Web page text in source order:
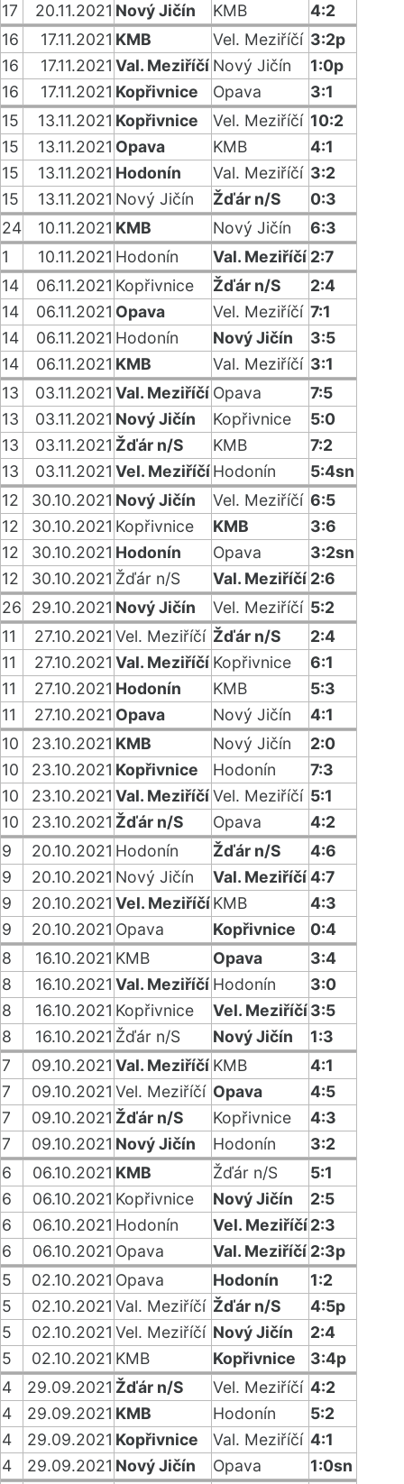
17
20.11.2021 Nový Jičín KMB
4:2
16
17.11.2021 KMB Vel. Meziříčí 3:2p
16
17.11.2021 Val. Meziříčí Nový Jičín
1:0p
16
17.11.2021 Kopřivnice Opava
3:1
15
13.11.2021 Kopřivnice Vel. Meziříčí 10:2
15
13.11.2021 Opava KMB
4:1
15
13.11.2021 Hodonín Val. Meziříčí 3:2
15
13.11.2021 Nový Jičín Žďár n/S
0:3
24
10.11.2021 KMB Nový Jičín
6:3
1
10.11.2021 Hodonín Val. Meziříčí 2:7
14
06.11.2021 Kopřivnice Žďár n/S
2:4
14
06.11.2021 Opava Vel. Meziříčí 7:1
14
06.11.2021 Hodonín Nový Jičín
3:5
14
06.11.2021 KMB Val. Meziříčí 3:1
13
03.11.2021 Val. Meziříčí Opava
7:5
13
03.11.2021 Nový Jičín Kopřivnice
5:0
13
03.11.2021 Žďár n/S KMB
7:2
13
03.11.2021 Vel. MeziříčíHodonín
5:4sn
12
30.10.2021 Nový Jičín Vel. Meziříčí 6:5
12
30.10.2021 Kopřivnice KMB
3:6
12
30.10.2021 Hodonín Opava
3:2sn
12
30.10.2021 Žďár n/S Val. Meziříčí 2:6
26
29.10.2021 Nový Jičín Vel. Meziříčí 5:2
11
27.10.2021 Vel. Meziříčí Žďár n/S
2:4
11
27.10.2021 Val. Meziříčí Kopřivnice
6:1
11
27.10.2021 Hodonín KMB
5:3
11
27.10.2021 Opava Nový Jičín
4:1
10
23.10.2021 KMB Nový Jičín
2:0
10
23.10.2021 Kopřivnice Hodonín
7:3
10
23.10.2021 Val. MeziříčíVel. Meziříčí 5:1
10
23.10.2021 Žďár n/S Opava
4:2
9
20.10.2021 Hodonín Žďár n/S
4:6
9
20.10.2021 Nový Jičín Val. Meziříčí4:7
9
20.10.2021 Vel. MeziříčíKMB
4:3
9
20.10.2021 Opava Kopřivnice
0:4
8
16.10.2021 KMB Opava
3:4
8
16.10.2021 Val. Meziříčí Hodonín
3:0
8
16.10.2021 Kopřivnice Vel. Meziříčí3:5
8
16.10.2021 Žďár n/S Nový Jičín
1:3
7
09.10.2021 Val. Meziříčí KMB
4:1
7
09.10.2021 Vel. Meziříčí Opava
4:5
7
09.10.2021 Žďár n/S Kopřivnice
4:3
7
09.10.2021 Nový Jičín Hodonín
3:2
6
06.10.2021 KMB Žďár n/S
5:1
6
06.10.2021 Kopřivnice Nový Jičín
2:5
6
06.10.2021 Hodonín Vel. Meziříčí2:3
6
06.10.2021 Opava Val. Meziříčí 2:3p
5
02.10.2021 Opava Hodonín
1:2
5
02.10.2021 Val. Meziříčí Žďár n/S
4:5p
5
02.10.2021 Vel. Meziříčí Nový Jičín
2:4
5
02.10.2021 KMB Kopřivnice
3:4p
4
29.09.2021 Žďár n/S Vel. Meziříčí 4:2
4
29.09.2021 KMB Hodonín
5:2
4
29.09.2021 Kopřivnice Val. Meziříčí 4:1
4
29.09.2021 Nový Jičín Opava 1:0sn